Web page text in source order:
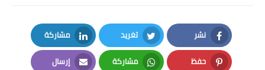
كتب مدرسية
المرحلة الابتدائية
نشر
Facebook
تغريد
Twitter
مشاركة
LinkedIn
حفظ مشاركة إرسال